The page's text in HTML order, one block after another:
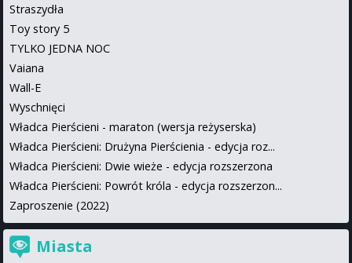
Straszydła
Toy story 5
TYLKO JEDNA NOC
Vaiana
Wall-E
Wyschnięci
Władca Pierścieni - maraton (wersja reżyserska)
Władca Pierścieni: Drużyna Pierścienia - edycja roz...
Władca Pierścieni: Dwie wieże - edycja rozszerzona
Władca Pierścieni: Powrót króla - edycja rozszerzon...
Zaproszenie (2022)
Miasta